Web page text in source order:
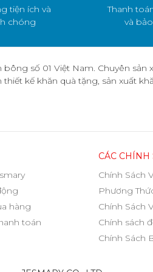
tiện ích và
chóng
Thanh
và
bông số 01 Việt Nam. Chuyên
thiết kế khăn quà tặng, sản xuất
hàng
toán
CÁC CHÍNH
Chính Sách
Phương
Chính Sách
Chính sách
Chính Sách